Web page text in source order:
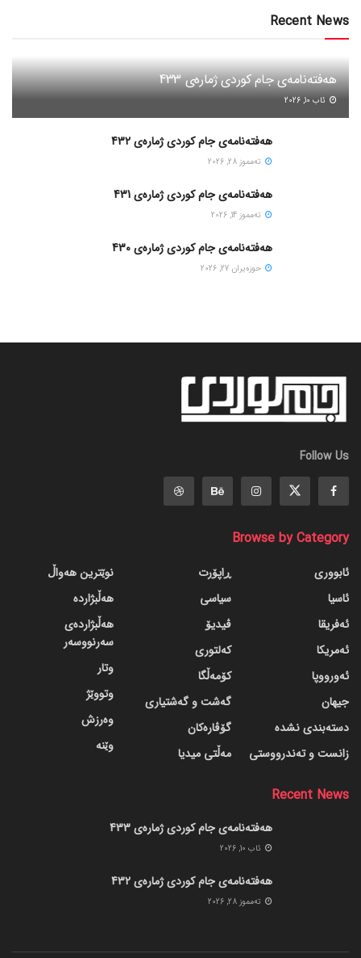
Recent News
هەفتەنامەی جام کوردی ژمارەی 433
ئاب 10, 2026
هەفتەنامەی جام کوردی ژمارەی 432
ته‌مموز 28, 2026
هەفتەنامەی جام کوردی ژمارەی 431
ته‌مموز 14, 2026
هەفتەنامەی جام کوردی ژمارەی 430
حوزه‌یران 27, 2026
Follow Us
Browse by Category
ئابووری
ئاسیا
ئەفریقا
ئەمریکا
ئەورووپا
جیهان
دسته‌بندی نشده
زانست و تەندرووستی
ڕاپۆرت
سیاسی
ڤیدیۆ
کەلتوری
کۆمەڵگا
گه‌شت و گه‌شتیاری
گۆڤاره‌کان
مەڵتی میدیا
نوێترین هەواڵ
هەڵبژاردە
هەڵبژاردەی
سەرنووسەر
وتار
وتووێژ
وەرزش
وێنە
Recent News
هەفتەنامەی جام کوردی ژمارەی 433
ئاب 10, 2026
هەفتەنامەی جام کوردی ژمارەی 432
ته‌مموز 28, 2026